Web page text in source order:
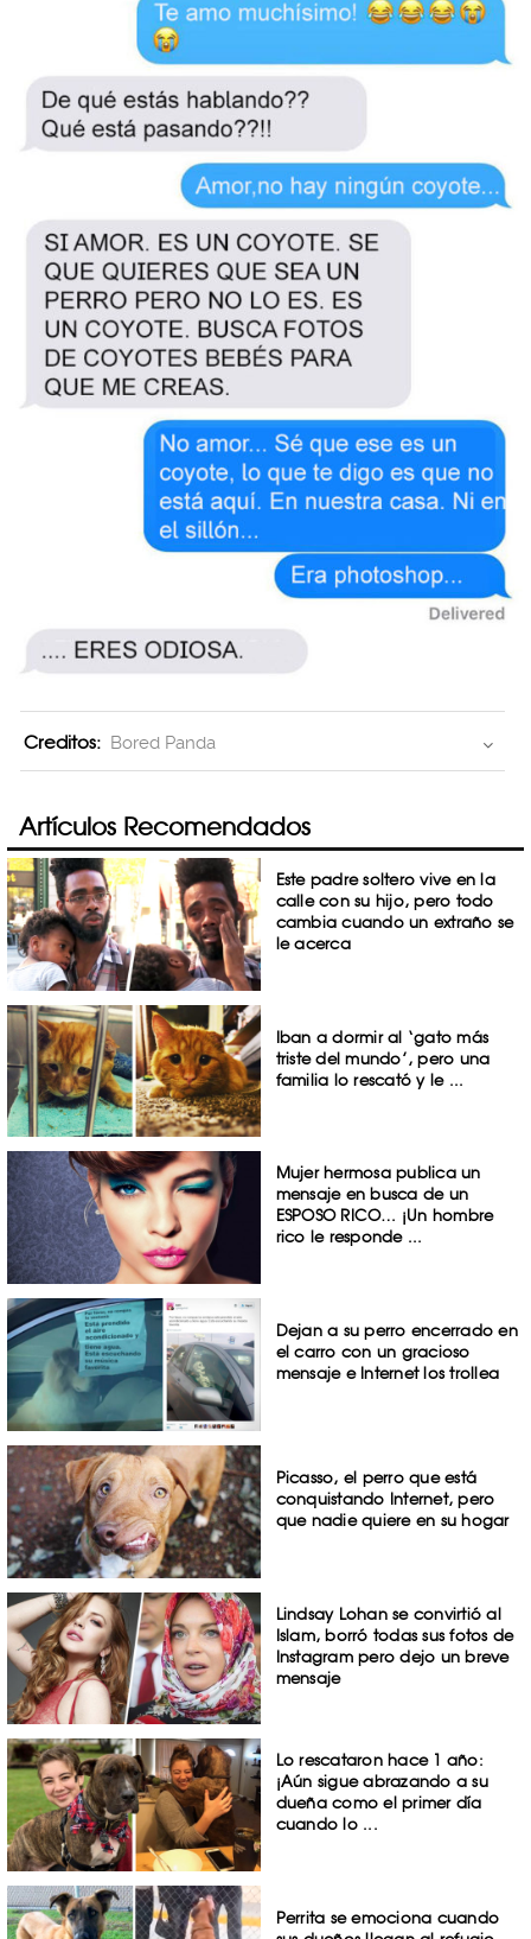
Creditos: Bored Panda
Artículos Recomendados
Este padre soltero vive en la
calle con su hijo, pero todo
cambia cuando un extraño se
le acerca
Iban a dormir al ‘gato más
triste del mundo’, pero una
familia lo rescató y le ...
Mujer hermosa publica un
mensaje en busca de un
ESPOSO RICO… ¡Un hombre
rico le responde ...
Dejan a su perro encerrado en
el carro con un gracioso
mensaje e Internet los trollea
Picasso, el perro que está
conquistando Internet, pero
que nadie quiere en su hogar
Lindsay Lohan se convirtió al
Islam, borró todas sus fotos de
Instagram pero dejo un breve
mensaje
Lo rescataron hace 1 año:
¡Aún sigue abrazando a su
dueña como el primer día
cuando lo ...
Perrita se emociona cuando